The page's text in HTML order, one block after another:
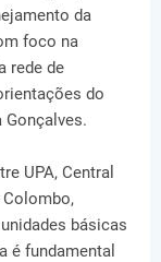
da
foco na
rede de
do
UPA, Central
Colombo,
básicas
é fundamental